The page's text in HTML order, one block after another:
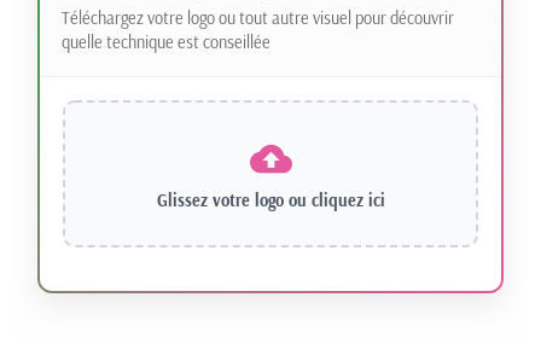
Téléchargez votre logo ou tout autre visuel pour découvrir
quelle technique est conseillée
Glissez votre logo ou cliquez ici